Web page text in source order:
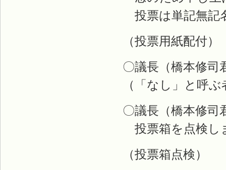
投票は単記無記
（投票用紙配付）
〇議長（橋本修
（「なし」と呼
〇議長（橋本修
投票箱を点検し
（投票箱点検）